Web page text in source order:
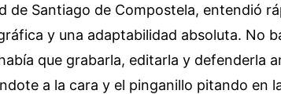
de Santiago de Compostela, entendió
y una adaptabilidad absoluta. No
que grabarla, editarla y defenderla
a la cara y el pinganillo pitando en